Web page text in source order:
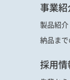
事業紹
製品紹介
納品ま
採用情